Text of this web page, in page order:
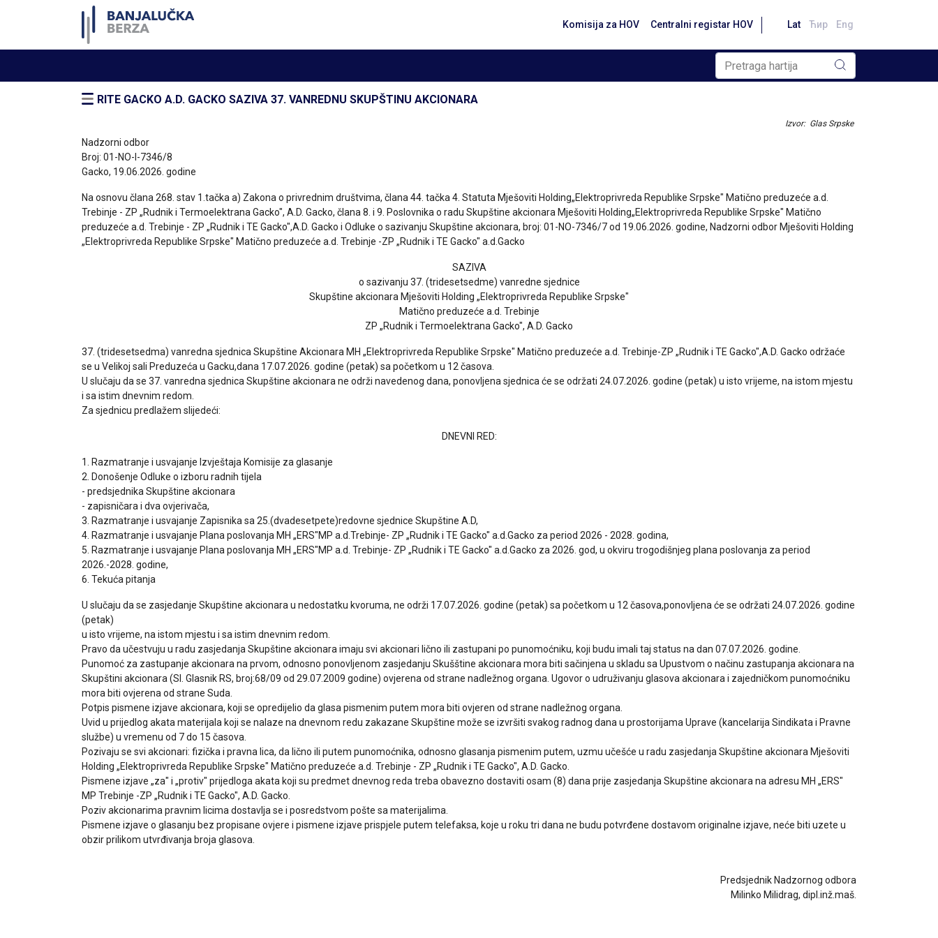
Komisija za HOV Centralni registar HOV Lat Ћир Eng
RITE GACKO A.D. GACKO SAZIVA 37. VANREDNU SKUPŠTINU AKCIONARA
Izvor: Glas Srpske
Nadzorni odbor
Broj: 01-NO-I-7346/8
Gacko, 19.06.2026. godine
Na osnovu člana 268. stav 1.tačka a) Zakona o privrednim društvima, člana 44. tačka 4. Statuta Mješoviti Holding„Elektroprivreda Republike Srpske" Matično preduzeće a.d.
Trebinje - ZP „Rudnik i Termoelektrana Gacko", A.D. Gacko, člana 8. i 9. Poslovnika o radu Skupštine akcionara Mješoviti Holding„Elektroprivreda Republike Srpske" Matično
preduzeće a.d. Trebinje - ZP „Rudnik i TE Gacko",A.D. Gacko i Odluke o sazivanju Skupštine akcionara, broj: 01-NO-7346/7 od 19.06.2026. godine, Nadzorni odbor Mješoviti Holding
„Elektroprivreda Republike Srpske" Matično preduzeće a.d. Trebinje -ZP „Rudnik i TE Gacko" a.d.Gacko
SAZIVA
o sazivanju 37. (tridesetsedme) vanredne sjednice
Skupštine akcionara Mješoviti Holding „Elektroprivreda Republike Srpske"
Matično preduzeće a.d. Trebinje
ZP „Rudnik i Termoelektrana Gacko", A.D. Gacko
37. (tridesetsedma) vanredna sjednica Skupštine Akcionara MH „Elektroprivreda Republike Srpske" Matično preduzeće a.d. Trebinje-ZP „Rudnik i TE Gacko",A.D. Gacko održaće
se u Velikoj sali Preduzeća u Gacku,dana 17.07.2026. godine (petak) sa početkom u 12 časova.
U slučaju da se 37. vanredna sjednica Skupštine akcionara ne održi navedenog dana, ponovljena sjednica će se održati 24.07.2026. godine (petak) u isto vrijeme, na istom mjestu
i sa istim dnevnim redom.
Za sjednicu predlažem slijedeći:
DNEVNI RED:
1. Razmatranje i usvajanje Izvještaja Komisije za glasanje
2. Donošenje Odluke o izboru radnih tijela
- predsjednika Skupštine akcionara
- zapisničara i dva ovjerivača,
3. Razmatranje i usvajanje Zapisnika sa 25.(dvadesetpete)redovne sjednice Skupštine A.D,
4. Razmatranje i usvajanje Plana poslovanja MH „ERS"MP a.d.Trebinje- ZP „Rudnik i TE Gacko" a.d.Gacko za period 2026 - 2028. godina,
5. Razmatranje i usvajanje Plana poslovanja MH „ERS"MP a.d. Trebinje- ZP „Rudnik i TE Gacko" a.d.Gacko za 2026. god, u okviru trogodišnjeg plana poslovanja za period
2026.-2028. godine,
6. Tekuća pitanja
U slučaju da se zasjedanje Skupštine akcionara u nedostatku kvoruma, ne održi 17.07.2026. godine (petak) sa početkom u 12 časova,ponovljena će se održati 24.07.2026. godine
(petak)
u isto vrijeme, na istom mjestu i sa istim dnevnim redom.
Pravo da učestvuju u radu zasjedanja Skupštine akcionara imaju svi akcionari lično ili zastupani po punomoćniku, koji budu imali taj status na dan 07.07.2026. godine.
Punomoć za zastupanje akcionara na prvom, odnosno ponovljenom zasjedanju Skušštine akcionara mora biti sačinjena u skladu sa Upustvom o načinu zastupanja akcionara na
Skupštini akcionara (Sl. Glasnik RS, broj:68/09 od 29.07.2009 godine) ovjerena od strane nadležnog organa. Ugovor o udruživanju glasova akcionara i zajedničkom punomoćniku
mora biti ovjerena od strane Suda.
Potpis pismene izjave akcionara, koji se opredijelio da glasa pismenim putem mora biti ovjeren od strane nadležnog organa.
Uvid u prijedlog akata materijala koji se nalaze na dnevnom redu zakazane Skupštine može se izvršiti svakog radnog dana u prostorijama Uprave (kancelarija Sindikata i Pravne
službe) u vremenu od 7 do 15 časova.
Pozivaju se svi akcionari: fizička i pravna lica, da lično ili putem punomoćnika, odnosno glasanja pismenim putem, uzmu učešće u radu zasjedanja Skupštine akcionara Mješoviti
Holding „Elektroprivreda Republike Srpske" Matično preduzeće a.d. Trebinje - ZP „Rudnik i TE Gacko", A.D. Gacko.
Pismene izjave „za" i „protiv" prijedloga akata koji su predmet dnevnog reda treba obavezno dostaviti osam (8) dana prije zasjedanja Skupštine akcionara na adresu MH „ERS"
MP Trebinje -ZP „Rudnik i TE Gacko", A.D. Gacko.
Poziv akcionarima pravnim licima dostavlja se i posredstvom pošte sa materijalima.
Pismene izjave o glasanju bez propisane ovjere i pismene izjave prispjele putem telefaksa, koje u roku tri dana ne budu potvrđene dostavom originalne izjave, neće biti uzete u
obzir prilikom utvrđivanja broja glasova.
Predsjednik Nadzornog odbora
Milinko Milidrag, dipl.inž.maš.